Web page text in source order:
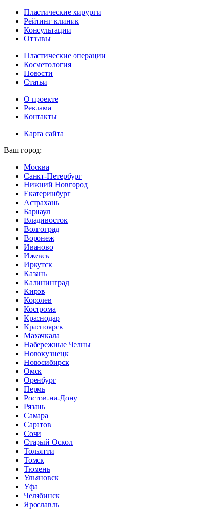
Пластические хирурги
Рейтинг клиник
Консультации
Отзывы
Пластические операции
Косметология
Новости
Статьи
О проекте
Реклама
Контакты
Карта сайта
Ваш город:
Москва
Санкт-Петербург
Нижний Новгород
Екатеринбург
Астрахань
Барнаул
Владивосток
Волгоград
Воронеж
Иваново
Ижевск
Иркутск
Казань
Калининград
Киров
Королев
Кострома
Краснодар
Красноярск
Махачкала
Набережные Челны
Новокузнецк
Новосибирск
Омск
Оренбург
Пермь
Ростов-на-Дону
Рязань
Самара
Саратов
Сочи
Старый Оскол
Тольятти
Томск
Тюмень
Ульяновск
Уфа
Челябинск
Ярославль